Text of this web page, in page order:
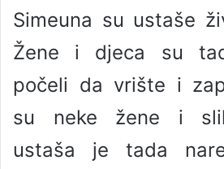
Simeuna su ustaše
Žene i djeca su
počeli da vrište i
su neke žene i
ustaša je tada